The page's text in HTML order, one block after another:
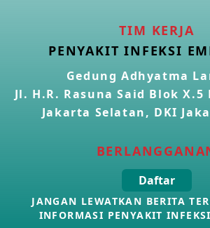
CMNV
Kasus Konfirmasi Avian Influenza
19 Mar
TIM KERJA
PENYAKIT INFEKSI
Gedung Adhyatma
Jl. H.R. Rasuna Said Blok X.5
Jakarta Selatan, DKI
Daftar
JANGAN LEWATKAN BERITA
INFORMASI PENYAKIT